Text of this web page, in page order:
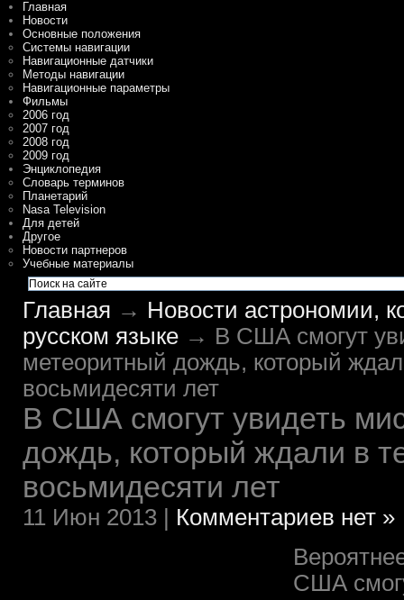
Главная
Новости
Основные положения
Системы навигации
Навигационные датчики
Методы навигации
Навигационные параметры
Фильмы
2006 год
2007 год
2008 год
2009 год
Энциклопедия
Словарь терминов
Планетарий
Nasa Television
Для детей
Другое
Новости партнеров
Учебные материалы
Главная → Новости астрономии,
русском языке → В США смогут
метеоритный дождь, который
восьмидесяти лет
В США смогут увидеть
дождь, который ждали в
восьмидесяти лет
11 Июн 2013 | Комментариев нет »
США